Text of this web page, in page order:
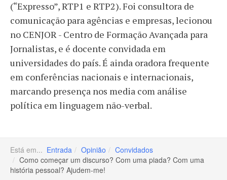
(“Expresso”, RTP1 e RTP2). Foi consultora de
comunicação para agências e empresas, lecionou
no CENJOR - Centro de Formação Avançada para
Jornalistas, e é docente convidada em
universidades do país. É ainda oradora frequente
em conferências nacionais e internacionais,
marcando presença nos media com análise
política em linguagem não-verbal.
Está em... Entrada Opinião
Convidados
Como começar um discurso? Com uma piada? Com uma
história pessoal? Ajudem-me!